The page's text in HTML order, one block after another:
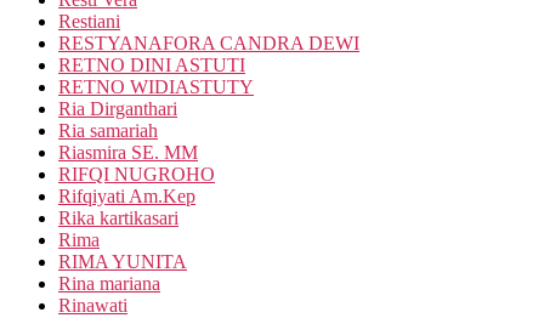
Restiani
RESTYANAFORA CANDRA DEWI
RETNO DINI ASTUTI
RETNO WIDIASTUTY
Ria Dirganthari
Ria samariah
Riasmira SE. MM
RIFQI NUGROHO
Rifqiyati Am.Kep
Rika kartikasari
Rima
RIMA YUNITA
Rina mariana
Rinawati